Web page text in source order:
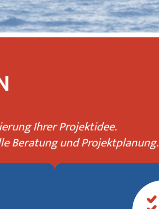
Ihrer Projektidee.
Beratung und Projektplanung.